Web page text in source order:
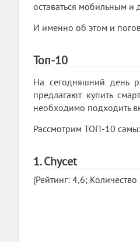
оставаться мобильным и
И именно об этом и
Топ-10
На сегодняшний день
предлагают купить
необходимо подходить
Рассмотрим ТОП-10
1. Chycet
(Рейтинг: 4,6;